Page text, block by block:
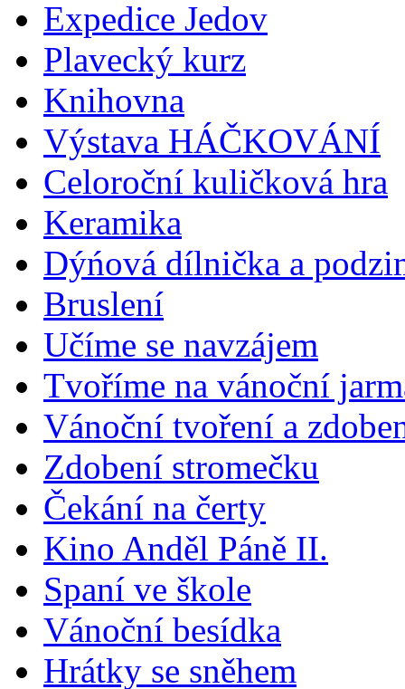
Expedice Jedov
Plavecký kurz
Knihovna
Výstava HÁČKOVÁNÍ
Celoroční kuličková hra
Keramika
Dýńová dílnička a
Bruslení
Učíme se navzájem
Tvoříme na vánoční
Vánoční tvoření a
Zdobení stromečku
Čekání na čerty
Kino Anděl Páně II.
Spaní ve škole
Vánoční besídka
Hrátky se sněhem